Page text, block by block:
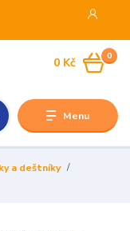
Menu
0
0 Kč
a deštníky